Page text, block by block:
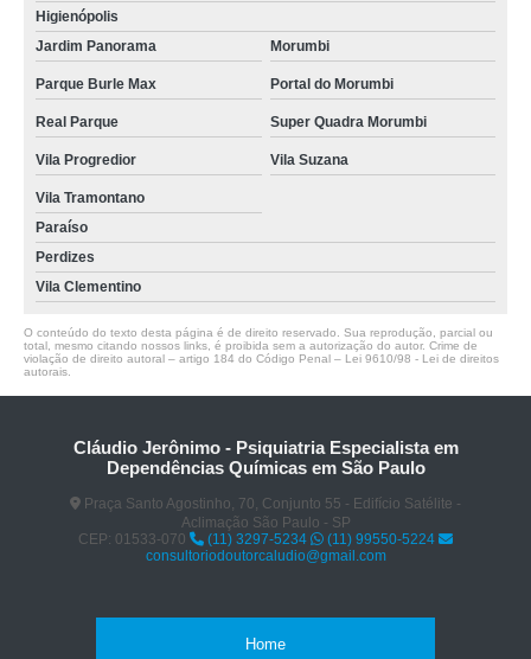
Higienópolis
Jardim Panorama
Morumbi
Parque Burle Max Portal do Morumbi
Real Parque Super Quadra Morumbi
Vila Progredior Vila Suzana
Vila Tramontano
Paraíso
Perdizes
Vila Clementino
O conteúdo do texto desta página é de direito reservado. Sua reprodução, parcial ou
total, mesmo citando nossos links, é proibida sem a autorização do autor. Crime de
violação de direito autoral – artigo 184 do Código Penal – Lei 9610/98 - Lei de direitos
autorais
Cláudio Jerônimo - Psiquiatria Especialista em
Dependências Químicas em São Paulo
Praça Santo Agostinho, 70, Conjunto 55 - Edifício Satélite -
Aclimação São Paulo - SP
CEP: 01533-070
(11) 3297-5234
(11) 99550-5224
consultoriodoutorcaludio@gmail.com
Home